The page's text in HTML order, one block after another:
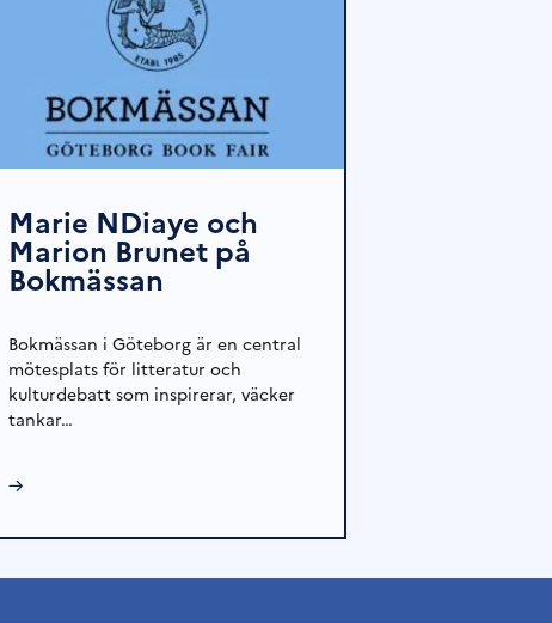
Marie NDiaye och
Marion Brunet på
Bokmässan
Bokmässan i Göteborg är en central
mötesplats för litteratur och
kulturdebatt som inspirerar, väcker
tankar…
→